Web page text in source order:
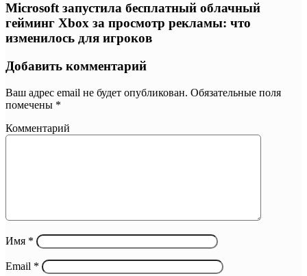
Microsoft запустила бесплатный облачный
гейминг Xbox за просмотр рекламы: что
изменилось для игроков
Добавить комментарий
Ваш адрес email не будет опубликован. Обязательные поля
помечены *
Комментарий
Имя *
Email *